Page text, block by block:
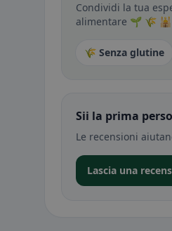
Condividi la tua
alimentare 🌱 🌾 🕌
🌾 Senza glutine
Sii la prima
Le recensioni
Lascia una